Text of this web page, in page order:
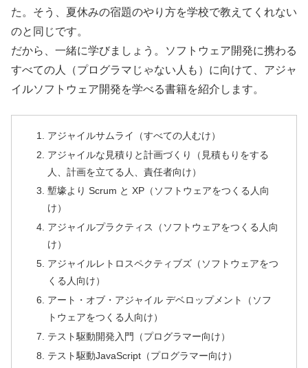
た。そう、夏休みの宿題のやり方を学校で教えてくれない
のと同じです。
だから、一緒に学びましょう。ソフトウェア開発に携わる
すべての人（プログラマじゃない人も）に向けて、アジャ
イルソフトウェア開発を学べる書籍を紹介します。
アジャイルサムライ（すべての人むけ）
アジャイルな見積りと計画づくり（見積もりをする
人、計画を立てる人、責任者向け）
塹壕より Scrum と XP（ソフトウェアをつくる人向
け）
アジャイルプラクティス（ソフトウェアをつくる人向
け）
アジャイルレトロスペクティブズ（ソフトウェアをつ
くる人向け）
アート・オブ・アジャイル デベロップメント（ソフ
トウェアをつくる人向け）
テスト駆動開発入門（プログラマー向け）
テスト駆動JavaScript（プログラマー向け）